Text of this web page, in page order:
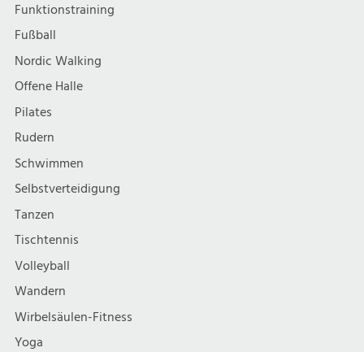
Funktionstraining
Fußball
Nordic Walking
Offene Halle
Pilates
Rudern
Schwimmen
Selbstverteidigung
Tanzen
Tischtennis
Volleyball
Wandern
Wirbelsäulen-Fitness
Yoga